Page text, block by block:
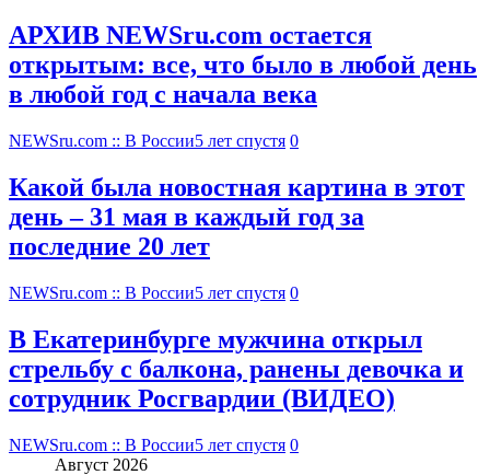
АРХИВ NEWSru.com остается
открытым: все, что было в любой день
в любой год с начала века
NEWSru.com :: В России5 лет спустя 0
Какой была новостная картина в этот
день – 31 мая в каждый год за
последние 20 лет
NEWSru.com :: В России5 лет спустя 0
В Екатеринбурге мужчина открыл
стрельбу с балкона, ранены девочка и
сотрудник Росгвардии (ВИДЕО)
NEWSru.com :: В России5 лет спустя 0
Август 2026